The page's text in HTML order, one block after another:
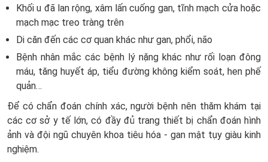
Khối u đã lan rộng, xâm lấn cuống gan, tĩnh mạch cửa hoặc
mạch mạc treo tràng trên
Di căn đến các cơ quan khác như gan, phổi, não
Bệnh nhân mắc các bệnh lý nặng khác như rối loạn đông
máu, tăng huyết áp, tiểu đường không kiểm soát, hen phế
quản…
Để có chẩn đoán chính xác, người bệnh nên thăm khám tại
các cơ sở y tế lớn, có đầy đủ trang thiết bị chẩn đoán hình
ảnh và đội ngũ chuyên khoa tiêu hóa - gan mật tụy giàu kinh
nghiệm.